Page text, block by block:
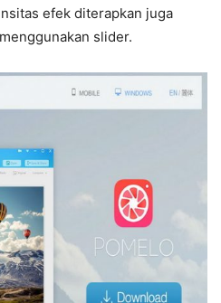
efek diterapkan juga
slider.